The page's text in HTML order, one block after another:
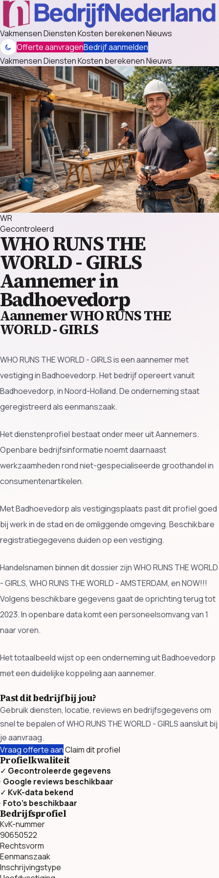
VakmensenDienstenKosten berekenenNieuws
Offerte aanvragenBedrijf aanmelden
VakmensenDienstenKosten berekenenNieuws
WR
Gecontroleerd
WHO RUNS THE
WORLD - GIRLS
Aannemer in
Badhoevedorp
Aannemer WHO RUNS THE
WORLD - GIRLS
WHO RUNS THE WORLD - GIRLS is een aannemer met
vestiging in Badhoevedorp. Het bedrijf opereert vanuit
Badhoevedorp, in Noord-Holland. De onderneming staat
geregistreerd als eenmanszaak.
Het dienstenprofiel bestaat onder meer uit Aannemers.
Openbare bedrijfsinformatie noemt daarnaast
werkzaamheden rond niet-gespecialiseerde groothandel in
consumentenartikelen.
Met Badhoevedorp als vestigingsplaats past dit profiel goed
bij werk in de stad en de omliggende omgeving. Beschikbare
registratiegegevens duiden op een vestiging.
Handelsnamen binnen dit dossier zijn WHO RUNS THE WORLD
- GIRLS, WHO RUNS THE WORLD - AMSTERDAM, en NOW!!!
Volgens beschikbare gegevens gaat de oprichting terug tot
2023. In openbare data komt een personeelsomvang van 1
naar voren.
Het totaalbeeld wijst op een onderneming uit Badhoevedorp
met een duidelijke koppeling aan aannemer.
Past dit bedrijf bij jou?
Gebruik diensten, locatie, reviews en bedrijfsgegevens om
snel te bepalen of WHO RUNS THE WORLD - GIRLS aansluit bij
je aanvraag.
Vraag offerte aanClaim dit profiel
Profielkwaliteit
✓ Gecontroleerde gegevens
· Google reviews beschikbaar
✓ KvK-data bekend
· Foto’s beschikbaar
Bedrijfsprofiel
KvK-nummer
90650522
Rechtsvorm
Eenmanszaak
Inschrijvingstype